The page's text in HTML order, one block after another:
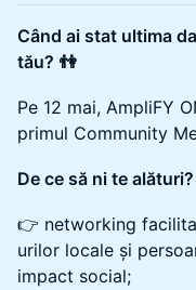
Când ai stat ultima
tău? 👫
Pe 12 mai, AmpliFY
primul Community
De ce să ni te alături?
👉 networking
urilor locale și
impact social;